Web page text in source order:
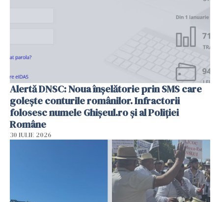
Alertă DNSC: Noua înșelătorie prin SMS care
golește conturile românilor. Infractorii
folosesc numele Ghișeul.ro și al Poliției
Române
30 IULIE 2026